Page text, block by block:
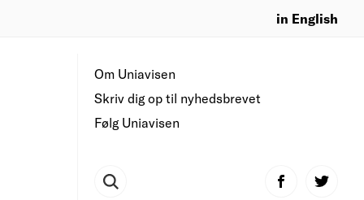
in English
Om Uniavisen
Skriv dig op til nyhedsbrevet
Følg Uniavisen